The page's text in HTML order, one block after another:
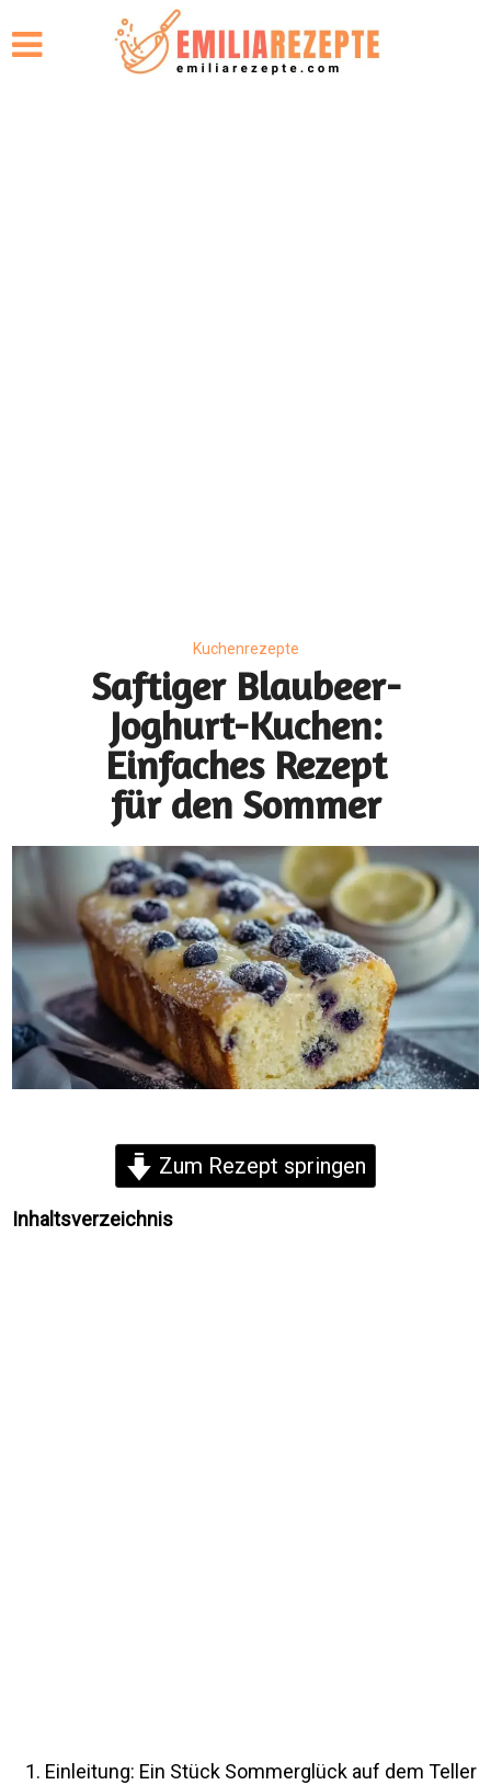
Kuchenrezepte
Saftiger Blaubeer-
Joghurt-Kuchen:
Einfaches Rezept
für den Sommer
Zum Rezept springen
Inhaltsverzeichnis
Einleitung: Ein Stück Sommerglück auf dem Teller